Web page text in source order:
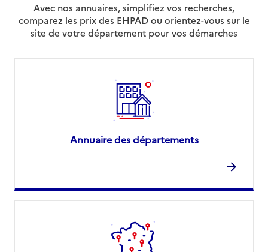
Avec nos annuaires, simplifiez vos recherches,
comparez les prix des EHPAD ou orientez-vous sur le
site de votre département pour vos démarches
Annuaire des départements